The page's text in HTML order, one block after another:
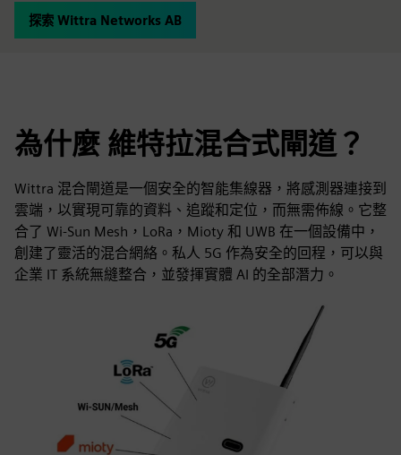
探索 Wittra Networks AB
為什麼 維特拉混合式閘道？
Wittra 混合閘道是一個安全的智能集線器，將感測器連接到
雲端，以實現可靠的資料、追蹤和定位，而無需佈線。它整
合了 Wi-Sun Mesh，LoRa，Mioty 和 UWB 在一個設備中，
創建了靈活的混合網絡。私人 5G 作為安全的回程，可以與
企業 IT 系統無縫整合，並發揮實體 AI 的全部潛力。